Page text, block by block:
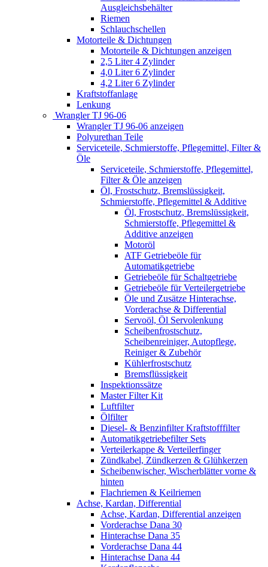
Ausgleichsbehälter
Riemen
Schlauchschellen
Motorteile & Dichtungen
Motorteile & Dichtungen anzeigen
2,5 Liter 4 Zylinder
4,0 Liter 6 Zylinder
4,2 Liter 6 Zylinder
Kraftstoffanlage
Lenkung
Wrangler TJ 96-06
Wrangler TJ 96-06 anzeigen
Polyurethan Teile
Serviceteile, Schmierstoffe, Pflegemittel, Filter &
Öle
Serviceteile, Schmierstoffe, Pflegemittel,
Filter & Öle anzeigen
Öl, Frostschutz, Bremslüssigkeit,
Schmierstoffe, Pflegemittel & Additive
Öl, Frostschutz, Bremslüssigkeit,
Schmierstoffe, Pflegemittel &
Additive anzeigen
Motoröl
ATF Getriebeöle für
Automatikgetriebe
Getriebeöle für Schaltgetriebe
Getriebeöle für Verteilergetriebe
Öle und Zusätze Hinterachse,
Vorderachse & Differential
Servoöl, Öl Servolenkung
Scheibenfrostschutz,
Scheibenreiniger, Autopflege,
Reiniger & Zubehör
Kühlerfrostschutz
Bremsflüssigkeit
Inspektionssätze
Master Filter Kit
Luftfilter
Ölfilter
Diesel- & Benzinfilter Kraftstofffilter
Automatikgetriebefilter Sets
Verteilerkappe & Verteilerfinger
Zündkabel, Zündkerzen & Glühkerzen
Scheibenwischer, Wischerblätter vorne &
hinten
Flachriemen & Keilriemen
Achse, Kardan, Differential
Achse, Kardan, Differential anzeigen
Vorderachse Dana 30
Hinterachse Dana 35
Vorderachse Dana 44
Hinterachse Dana 44